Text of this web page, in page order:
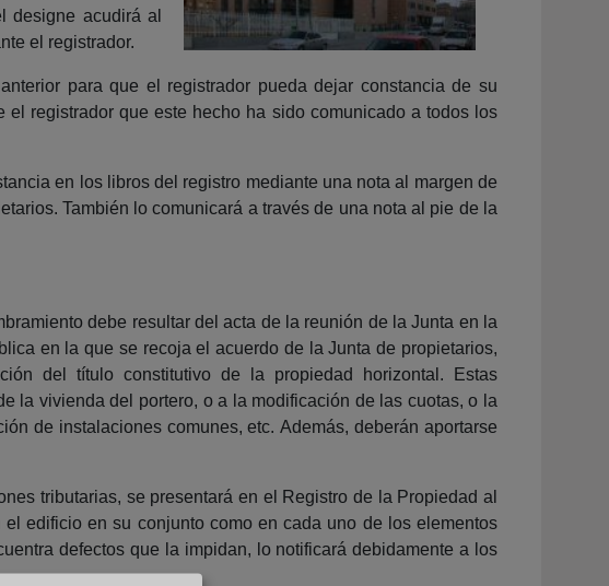
designe acudirá al
el registrador.
para que el registrador pueda dejar constancia de su
registrador que este hecho ha sido comunicado a todos los
en los libros del registro mediante una nota al margen de
También lo comunicará a través de una nota al pie de la
debe resultar del acta de la reunión de la Junta en la
en la que se recoja el acuerdo de la Junta de propietarios,
del título constitutivo de la propiedad horizontal. Estas
la vivienda del portero, o a la modificación de las cuotas, o la
de instalaciones comunes, etc. Además, deberán aportarse
tributarias, se presentará en el Registro de la Propiedad al
edificio en su conjunto como en cada uno de los elementos
defectos que la impidan, lo notificará debidamente a los